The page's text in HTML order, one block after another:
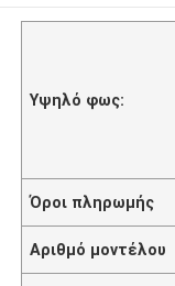
Υψηλό φως:
Όροι πληρωμής
Αριθμό μοντέλου